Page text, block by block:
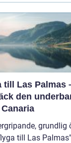
till Las Palmas
den
grundlig
till Las Palmas" Las